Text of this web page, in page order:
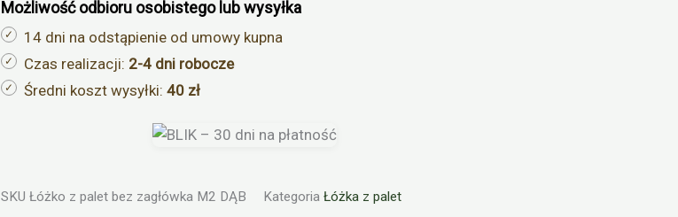
Możliwość odbioru osobistego lub wysyłka
14 dni na odstąpienie od umowy kupna
Czas realizacji: 2-4 dni robocze
Średni koszt wysyłki: 40 zł
SKU Łóżko z palet bez zagłówka M2 DĄB Kategoria Łóżka z palet